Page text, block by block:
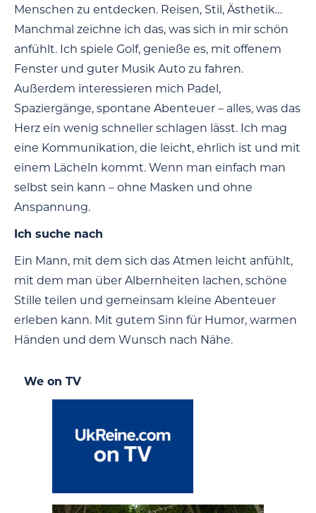
Menschen zu entdecken. Reisen, Stil, Ästhetik…
Manchmal zeichne ich das, was sich in mir schön
anfühlt. Ich spiele Golf, genieße es, mit offenem
Fenster und guter Musik Auto zu fahren.
Außerdem interessieren mich Padel,
Spaziergänge, spontane Abenteuer – alles, was das
Herz ein wenig schneller schlagen lässt. Ich mag
eine Kommunikation, die leicht, ehrlich ist und mit
einem Lächeln kommt. Wenn man einfach man
selbst sein kann – ohne Masken und ohne
Anspannung.
Ich suche nach
Ein Mann, mit dem sich das Atmen leicht anfühlt,
mit dem man über Albernheiten lachen, schöne
Stille teilen und gemeinsam kleine Abenteuer
erleben kann. Mit gutem Sinn für Humor, warmen
Händen und dem Wunsch nach Nähe.
We on TV